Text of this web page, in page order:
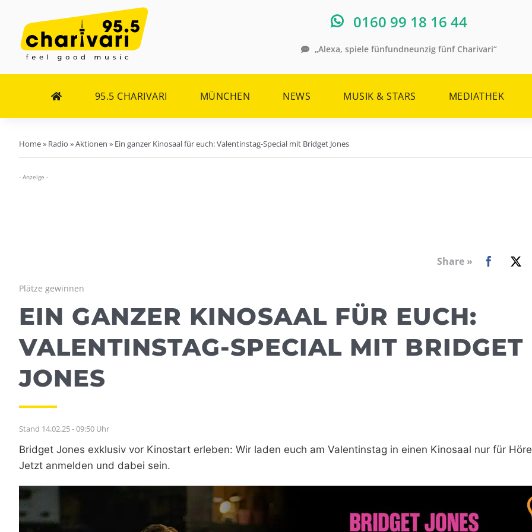
Inhalt
springen
0160 99 18 16 44
„Alexa, spiele fünfundneunzig fünf Charivari“
95.5 CHARIVARI MÜNCHEN NEWS MUSIK & STARS MEDIATHEK
Home» Radio »Aktionen » Ein ganzer Kinosaal für euch: Valentinstag-Special mit Bridget Jones
- Anzeige -
Share »
Plätze gewinnen
EIN GANZER KINOSAAL FÜR EUCH:
VALENTINSTAG-SPECIAL MIT BRIDGET
JONES
Stand 14.02.25 - 09:50 Uhr
Bridget Jones exklusiv vor Kinostart erleben: Wir laden euch am Valentinstag in einen Kinosaal nur für
Jetzt anmelden und dabei sein.